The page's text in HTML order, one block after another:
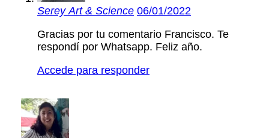
Serey Art & Science 06/01/2022
Gracias por tu comentario Francisco. Te
respondí por Whatsapp. Feliz año.
Accede para responder